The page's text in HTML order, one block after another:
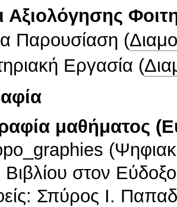
Αξιολόγησης
Παρουσίαση (
Εργασία (
μαθήματος
στον
Σπύρος Ι.